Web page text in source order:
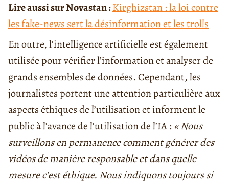
Lire aussi sur Novastan :Kirghizstan : la loi contre
les fake-news sert la désinformation et les trolls
En outre, l’intelligence artificielle est également
utilisée pour vérifier l’information et analyser de
grands ensembles de données. Cependant, les
journalistes portent une attention particulière aux
aspects éthiques de l’utilisation et informent le
public à l’avance de l’utilisation de l’IA : « Nous
surveillons en permanence comment générer des
vidéos de manière responsable et dans quelle
mesure c’est éthique. Nous indiquons toujours si